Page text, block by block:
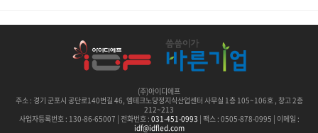
(주)아이디에프
주소 : 경기 군포시 공단로140번길 46, 엠테크노당정지식산업센터 사무실 1층 105~106호 , 창고 2층
212~213
사업자등록번호 : 130-86-65007 | 전화번호 : 031-451-0993 | 팩스 : 0505-878-0995 | 이메일 :
idf@idfled.com